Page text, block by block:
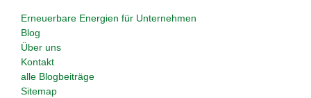
Erneuerbare Energien für Unternehmen
Blog
Über uns
Kontakt
alle Blogbeiträge
Sitemap